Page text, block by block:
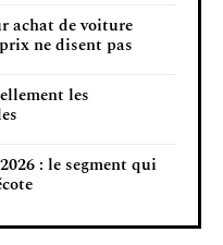
achat de voiture
ne disent pas
les
: le segment qui